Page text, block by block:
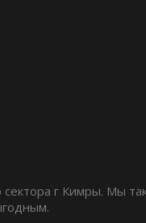
г Кимры. Мы